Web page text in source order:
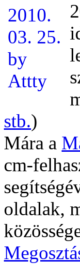
stb.)
Mára a
cm-
oldalak,